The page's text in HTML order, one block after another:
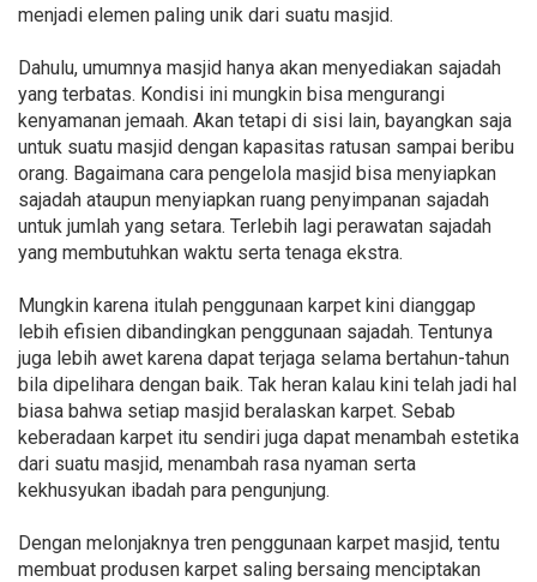
menjadi elemen paling unik dari suatu masjid.
Dahulu, umumnya masjid hanya akan menyediakan sajadah
yang terbatas. Kondisi ini mungkin bisa mengurangi
kenyamanan jemaah. Akan tetapi di sisi lain, bayangkan saja
untuk suatu masjid dengan kapasitas ratusan sampai beribu
orang. Bagaimana cara pengelola masjid bisa menyiapkan
sajadah ataupun menyiapkan ruang penyimpanan sajadah
untuk jumlah yang setara. Terlebih lagi perawatan sajadah
yang membutuhkan waktu serta tenaga ekstra.
Mungkin karena itulah penggunaan karpet kini dianggap
lebih efisien dibandingkan penggunaan sajadah. Tentunya
juga lebih awet karena dapat terjaga selama bertahun-tahun
bila dipelihara dengan baik. Tak heran kalau kini telah jadi hal
biasa bahwa setiap masjid beralaskan karpet. Sebab
keberadaan karpet itu sendiri juga dapat menambah estetika
dari suatu masjid, menambah rasa nyaman serta
kekhusyukan ibadah para pengunjung.
Dengan melonjaknya tren penggunaan karpet masjid, tentu
membuat produsen karpet saling bersaing menciptakan